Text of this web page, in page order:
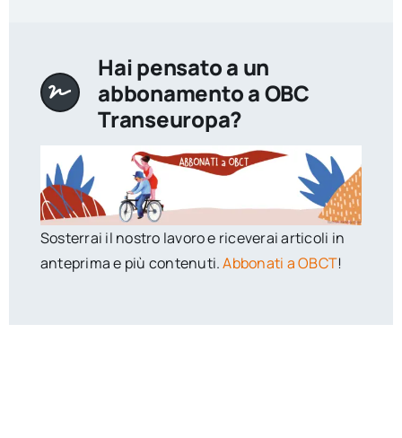
Hai pensato a un
abbonamento a OBC
Transeuropa?
Sosterrai il nostro lavoro e riceverai articoli in
anteprima e più contenuti.Abbonati a OBCT!